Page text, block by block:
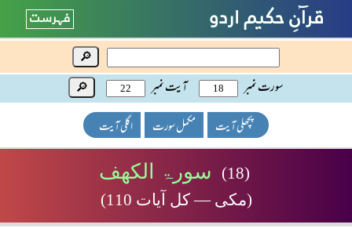
🔎
سورت نمبر آیت نمبر 🔎
پچھلی آیت مکمل سورت اگلی آیت
(18) سورۃ الکھف
(مکی — کل آیات 110)